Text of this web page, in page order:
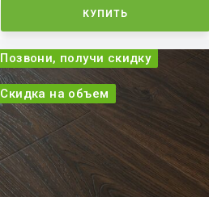
КУПИТЬ
Позвони, получи скидку
Скидка на объем